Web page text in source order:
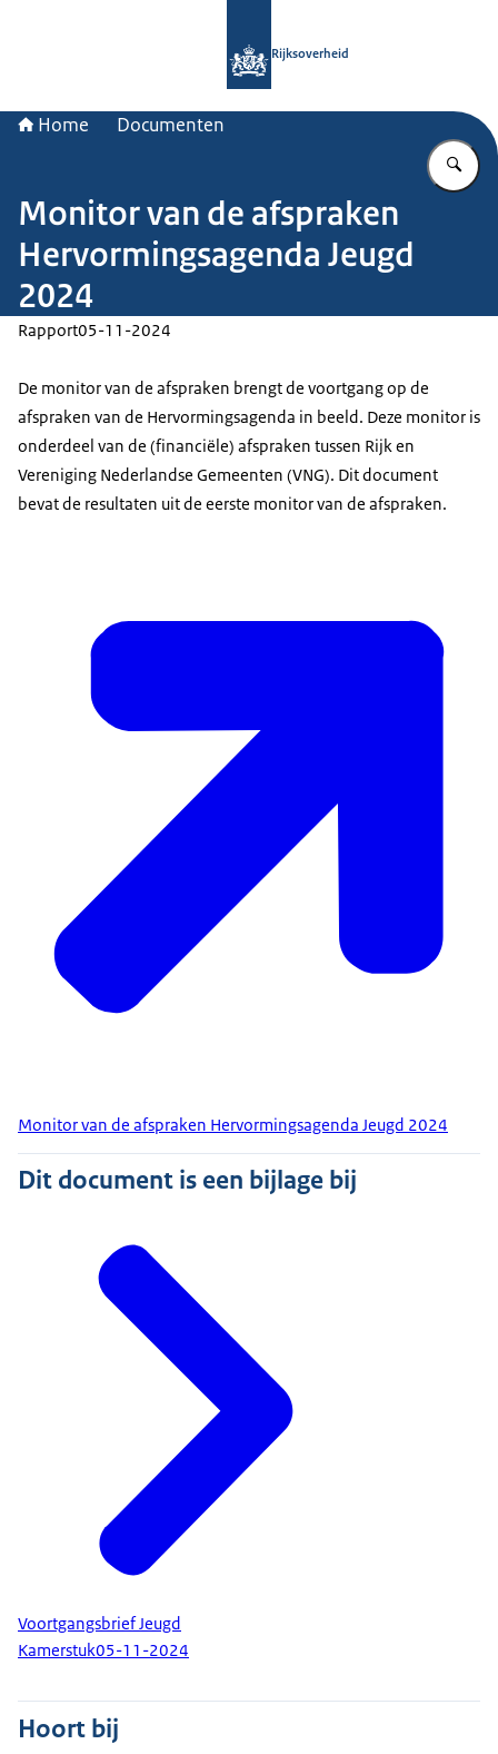
Rijksoverheid
Home Documenten
Monitor van de afspraken
Hervormingsagenda Jeugd
2024
Rapport05-11-2024
De monitor van de afspraken brengt de voortgang op de
afspraken van de Hervormingsagenda in beeld. Deze monitor is
onderdeel van de (financiële) afspraken tussen Rijk en
Vereniging Nederlandse Gemeenten (VNG). Dit document
bevat de resultaten uit de eerste monitor van de afspraken.
Monitor van de afspraken Hervormingsagenda Jeugd 2024
Dit document is een bijlage bij
Voortgangsbrief Jeugd
Kamerstuk05-11-2024
Hoort bij